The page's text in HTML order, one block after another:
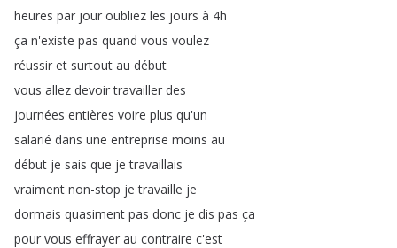
heures par jour oubliez les jours à 4h
ça n'existe pas quand vous voulez
réussir et surtout au début
vous allez devoir travailler des
journées entières voire plus qu'un
salarié dans une entreprise moins au
début je sais que je travaillais
vraiment non-stop je travaille je
dormais quasiment pas donc je dis pas ça
pour vous effrayer au contraire c'est